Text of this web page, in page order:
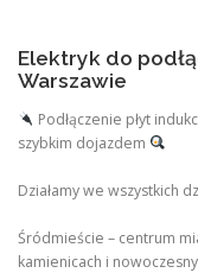
Elektryk do
Warszawie
Podłączenie płyt
szybkim dojazdem
Działamy we wszystkich
Śródmieście – centrum
kamienicach i